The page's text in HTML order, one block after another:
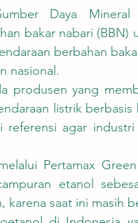
bakar nabari (BBN)
berbahan
nasional.
listrik berbasis
agar
etanol
karena saat ini masih